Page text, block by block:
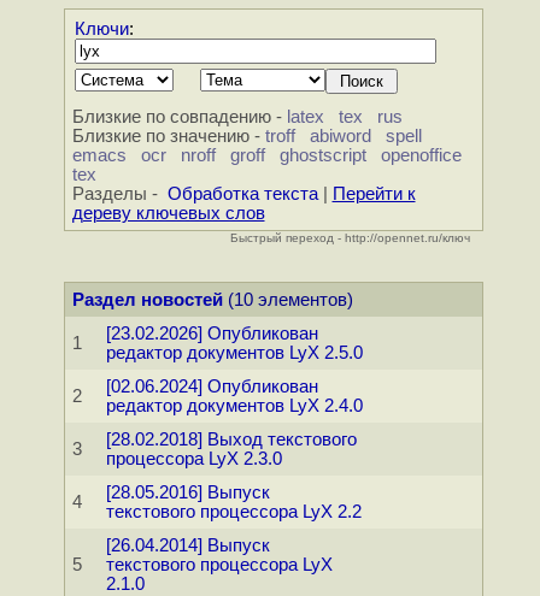
Ключи:
Близкие по совпадению - latex tex
rus
Близкие по значению - troff abiword
spell
emacs
ocr nroff groff ghostscript
openoffice
tex
Разделы - Обработка текста|
Перейти к
дереву ключевых слов
Быстрый переход - http://opennet.ru/ключ
Раздел новостей(10 элементов)
1
[23.02.2026] Опубликован
редактор документов LyX 2.5.0
2
[02.06.2024] Опубликован
редактор документов LyX 2.4.0
3
[28.02.2018] Выход текстового
процессора LyX 2.3.0
4
[28.05.2016] Выпуск
текстового процессора LyX 2.2
5
[26.04.2014] Выпуск
текстового процессора LyX
2.1.0